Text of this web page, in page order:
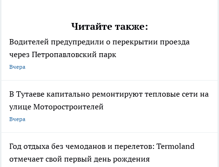
Читайте также:
Водителей предупредили о перекрытии проезда
через Петропавловский парк
Вчера
В Тутаеве капитально ремонтируют тепловые сети на
улице Моторостроителей
Вчера
Год отдыха без чемоданов и перелетов: Termoland
отмечает свой первый день рождения